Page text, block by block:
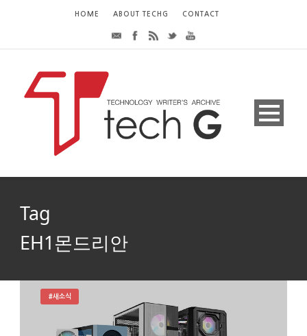
HOME ABOUT TECHG CONTACT
Tag
EH1몬드리안
#새소식